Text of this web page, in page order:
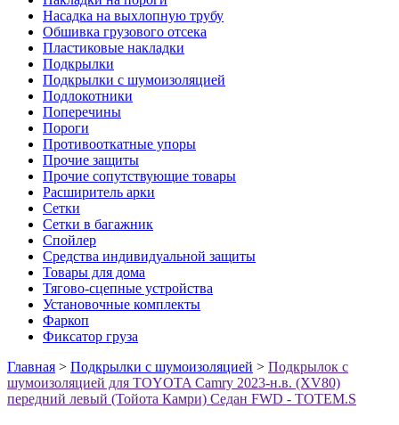
Насадка на выхлопную трубу
Обшивка грузового отсека
Пластиковые накладки
Подкрылки
Подкрылки с шумоизоляцией
Подлокотники
Поперечины
Пороги
Противооткатные упоры
Прочие защиты
Прочие сопутствующие товары
Расширитель арки
Сетки
Сетки в багажник
Спойлер
Средства индивидуальной защиты
Товары для дома
Тягово-сцепные устройства
Установочные комплекты
Фаркоп
Фиксатор груза
Главная > Подкрылки с шумоизоляцией > Подкрылок с
шумоизоляцией для TOYOTA Camry 2023-н.в. (XV80)
передний левый (Тойота Камри) Седан FWD - TOTEM.S